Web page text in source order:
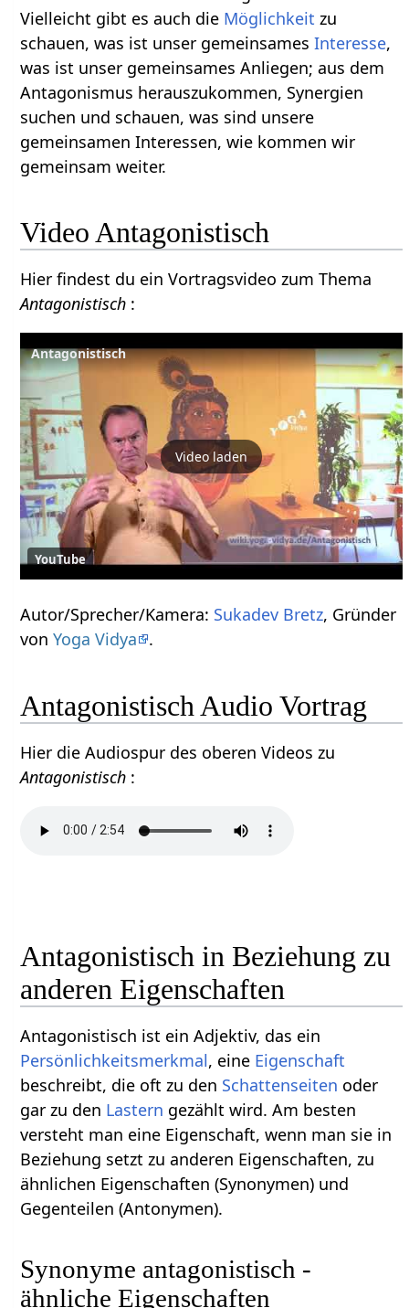
Vielleicht gibt es auch die Möglichkeit zu
schauen, was ist unser gemeinsamesInteresse,
was ist unser gemeinsames Anliegen; aus dem
Antagonismus herauszukommen, Synergien
suchen und schauen, was sind unsere
gemeinsamen Interessen, wie kommen wir
gemeinsam weiter.
Video Antagonistisch
Hier findest du ein Vortragsvideo zum Thema
Antagonistisch :
Antagonistisch
Video laden
YouTube
Autor/Sprecher/Kamera: Sukadev Bretz, Gründer
vonYoga Vidya .
Antagonistisch Audio Vortrag
Hier die Audiospur des oberen Videos zu
Antagonistisch :
Antagonistisch in Beziehung zu
anderen Eigenschaften
Antagonistisch ist ein Adjektiv, das ein
Persönlichkeitsmerkmal, eine Eigenschaft
beschreibt, die oft zu den Schattenseiten oder
gar zu den Lastern gezählt wird. Am besten
versteht man eine Eigenschaft, wenn man sie in
Beziehung setzt zu anderen Eigenschaften, zu
ähnlichen Eigenschaften (Synonymen) und
Gegenteilen (Antonymen).
Synonyme antagonistisch -
ähnliche Eigenschaften